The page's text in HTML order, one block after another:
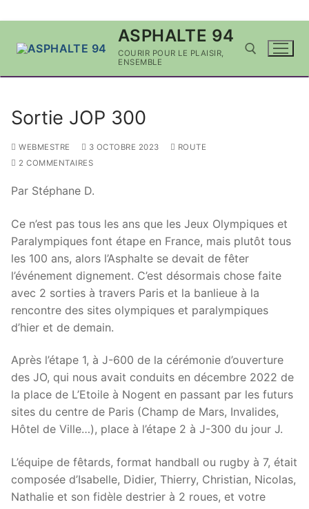
ASPHALTE 94
COURIR POUR LE PLAISIR,
ENSEMBLE
Sortie JOP 300
WEBMESTRE 3 OCTOBRE 2023
ROUTE
2 COMMENTAIRES
Par Stéphane D.
Ce n’est pas tous les ans que les Jeux Olympiques et
Paralympiques font étape en France, mais plutôt tous
les 100 ans, alors l’Asphalte se devait de fêter
l’événement dignement. C’est désormais chose faite
avec 2 sorties à travers Paris et la banlieue à la
rencontre des sites olympiques et paralympiques
d’hier et de demain.
Après l’étape 1, à J-600 de la cérémonie d’ouverture
des JO, qui nous avait conduits en décembre 2022 de
la place de L’Etoile à Nogent en passant par les futurs
sites du centre de Paris (Champ de Mars, Invalides,
Hôtel de Ville…), place à l’étape 2 à J-300 du jour J.
L’équipe de fêtards, format handball ou rugby à 7, était
composée d’Isabelle, Didier, Thierry, Christian, Nicolas,
Nathalie et son fidèle destrier à 2 roues, et votre